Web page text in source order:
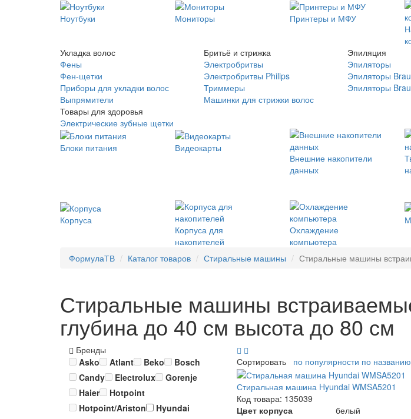
Ноутбуки Мониторы
Принтеры и МФУ
Укладка волос
Фены
Фен-щетки
Приборы для укладки волос
Выпрямители
Товары для здоровья
Электрические зубные щетки
Бритьё и стрижка
Электробритвы
Электробритвы Philips
Триммеры
Машинки для стрижки волос
Эпиляция
Эпиляторы
Эпиляторы
Эпиляторы
Блоки питания
Видеокарты
Внешние накопители
данных
Корпуса
Корпуса для
накопителей
Охлаждение
компьютера
ФормулаТВ Каталог товаров Стиральные машины Стиральные машины
Стиральные машины
глубина до 40 см высота до 80 см
Бренды
Asko
Atlant Beko
Bosch
Candy
Electrolux
Gorenje
Haier
Hotpoint
Hotpoint/Ariston
Hyundai
Сортировать по популярности по названию
Стиральная машина Hyundai WMSA5201
Код товара: 135039
Цвет корпуса
белый